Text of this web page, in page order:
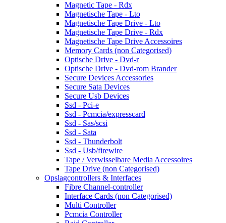
Magnetic Tape - Rdx
Magnetische Tape - Lto
Magnetische Tape Drive - Lto
Magnetische Tape Drive - Rdx
Magnetische Tape Drive Accessoires
Memory Cards (non Categorised)
Optische Drive - Dvd-r
Optische Drive - Dvd-rom Brander
Secure Devices Accessories
Secure Sata Devices
Secure Usb Devices
Ssd - Pci-e
Ssd - Pcmcia/expresscard
Ssd - Sas/scsi
Ssd - Sata
Ssd - Thunderbolt
Ssd - Usb/firewire
Tape / Verwisselbare Media Accessoires
Tape Drive (non Categorised)
Opslagcontrollers & Interfaces
Fibre Channel-controller
Interface Cards (non Categorised)
Multi Controller
Pcmcia Controller